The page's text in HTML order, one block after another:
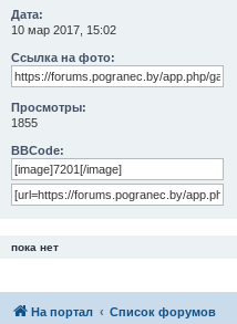
Дата:
10 мар 2017, 15:02
Ссылка на фото:
Просмотры:
1855
BBCode:
пока нет
На портал Список форумов